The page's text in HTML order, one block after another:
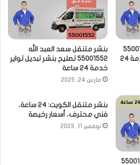
55001552
تصليح بنشر تبديل تواير خدمة 24
بنشر متنقل سعد العبد الله
55001552 تصليح بنشر تبديل تواير
خدمة 24 ساعة
مارس 24, 2025
55001552
بنشر متنقل الكويت: 24 ساعة،
فني محترف، أسعار رخيصة
نوفمبر 11, 2023